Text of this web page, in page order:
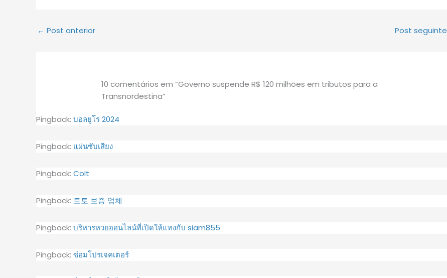
← Post anterior Post seguinte
10 comentários em “Governo suspende R$ 120 milhões em tributos para a
Transnordestina”
Pingback: บอลยูโร 2024
Pingback: แผ่นซับเสียง
Pingback: Colt
Pingback: 토토 보증 업체
Pingback: บริหารหวยออนไลน์ที่เปิดให้แทงกับ siam855
Pingback: ซ่อมโปรเจคเตอร์